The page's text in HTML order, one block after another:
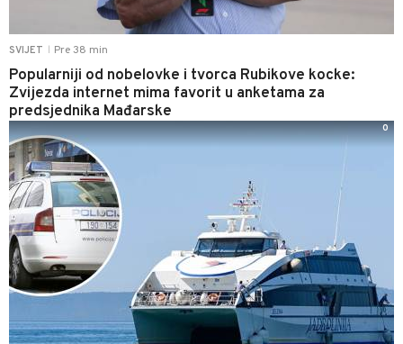
SVIJET Pre 38 min
Popularniji od nobelovke i tvorca Rubikove kocke:
Zvijezda internet mima favorit u anketama za
predsjednika Mađarske
0